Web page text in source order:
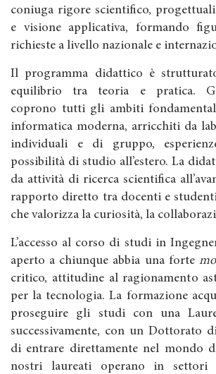
coniuga rigore scientifico,
e visione applicativa, formando
richieste a livello nazionale e
Il programma didattico è
equilibrio tra teoria e pratica.
coprono tutti gli ambiti
informatica moderna, arricchiti da
individuali e di gruppo,
possibilità di studio all’estero. La
da attività di ricerca scientifica
rapporto diretto tra docenti e
che valorizza la curiosità, la
L’accesso al corso di studi in
aperto a chiunque abbia una forte
critico, attitudine al ragionamento
per la tecnologia. La formazione
proseguire gli studi con una
successivamente, con un Dottorato
di entrare direttamente nel mondo
nostri laureati operano in settori